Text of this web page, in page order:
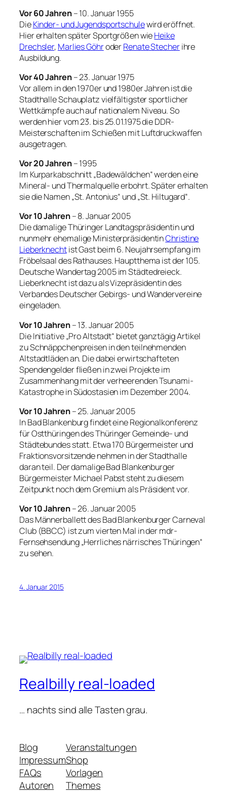
Vor 60 Jahren– 10. Januar 1955
DieKinder- und Jugendsportschulewird eröffnet.
Hier erhalten später Sportgrößen wieHeike
Drechsler, Marlies GöhroderRenate Stecherihre
Ausbildung.
Vor 40 Jahren– 23. Januar 1975
Vor allem in den 1970er und 1980er Jahren ist die
Stadthalle Schauplatz vielfältigster sportlicher
Wettkämpfe auch auf nationalem Niveau. So
werden hier vom 23. bis 25.01.1975 die DDR-
Meisterschaften im Schießen mit Luftdruckwaffen
ausgetragen.
Vor 20 Jahren– 1995
Im Kurparkabschnitt „Badewäldchen“ werden eine
Mineral- und Thermalquelle erbohrt. Später erhalten
sie die Namen „St. Antonius“ und „St. Hiltugard“.
Vor 10 Jahren– 8. Januar 2005
Die damalige Thüringer Landtagspräsidentin und
nunmehr ehemalige MinisterpräsidentinChristine
Lieberknechtist Gast beim 6. Neujahrsempfang im
Fröbelsaal des Rathauses. Hauptthema ist der 105.
Deutsche Wandertag 2005 im Städtedreieck.
Lieberknecht ist dazu als Vizepräsidentin des
Verbandes Deutscher Gebirgs- und Wandervereine
eingeladen.
Vor 10 Jahren– 13. Januar 2005
Die Initiative „Pro Altstadt“ bietet ganztägig Artikel
zu Schnäppchenpreisen in den teilnehmenden
Altstadtläden an. Die dabei erwirtschafteten
Spendengelder fließen in zwei Projekte im
Zusammenhang mit der verheerenden Tsunami-
Katastrophe in Südostasien im Dezember 2004.
Vor 10 Jahren– 25. Januar 2005
In Bad Blankenburg findet eine Regionalkonferenz
für Ostthüringen des Thüringer Gemeinde- und
Städtebundes statt. Etwa 170 Bürgermeister und
Fraktionsvorsitzende nehmen in der Stadthalle
daran teil. Der damalige Bad Blankenburger
Bürgermeister Michael Pabst steht zu diesem
Zeitpunkt noch dem Gremium als Präsident vor.
Vor 10 Jahren– 26. Januar 2005
Das Männerballett des Bad Blankenburger Carneval
Club (BBCC) ist zum vierten Mal in der mdr-
Fernsehsendung „Herrliches närrisches Thüringen“
zu sehen.
4. Januar 2015
Realbilly real-loaded
… nachts sind alle Tasten grau.
Blog
Impressum
FAQs
Autoren
Veranstaltungen
Shop
Vorlagen
Themes